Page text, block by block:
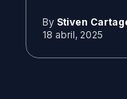
By Stiven
18 abril, 2025